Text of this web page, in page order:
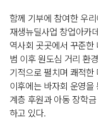
함께 기부에 참여한 우
재생뉴딜사업 창업아카
역사회 곳곳에서 꾸준
범 이후 원도심 거리 환
기적으로 펼치며 쾌적
이후에는 바자회 운영
계층 후원과 아동 장학
하고 있다.